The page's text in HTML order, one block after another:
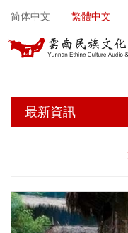
简体中文 繁體中文
最新資訊